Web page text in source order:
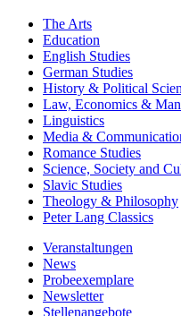
The Arts
Education
English Studies
German Studies
History & Political
Law, Economics &
Linguistics
Media &
Romance Studies
Science, Society and
Slavic Studies
Theology & Philosophy
Peter Lang Classics
Veranstaltungen
News
Probeexemplare
Newsletter
Stellenangebote